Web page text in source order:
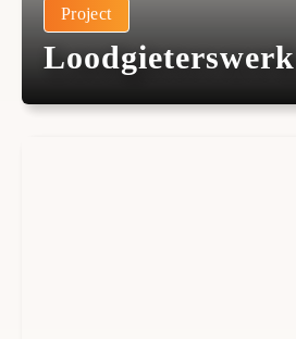
Project
Loodgieterswerk